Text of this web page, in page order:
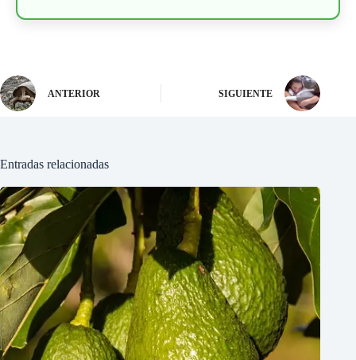
ANTERIOR SIGUIENTE
Entradas relacionadas